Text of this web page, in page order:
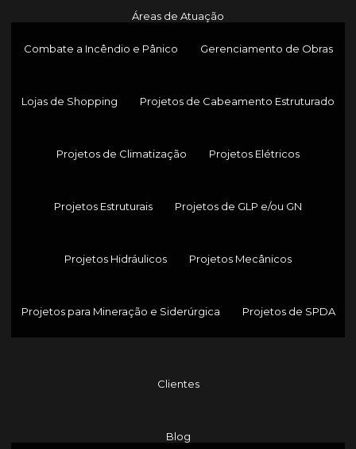
Áreas de Atuação
Combate a Incêndio e Pânico Gerenciamento de Obras
Lojas de Shopping Projetos de Cabeamento Estruturado
Projetos de Climatização Projetos Elétricos
Projetos Estruturais Projetos de GLP e/ou GN
Projetos Hidráulicos Projetos Mecânicos
Projetos para Mineração e Siderúrgica Projetos de SPDA
Clientes
Blog